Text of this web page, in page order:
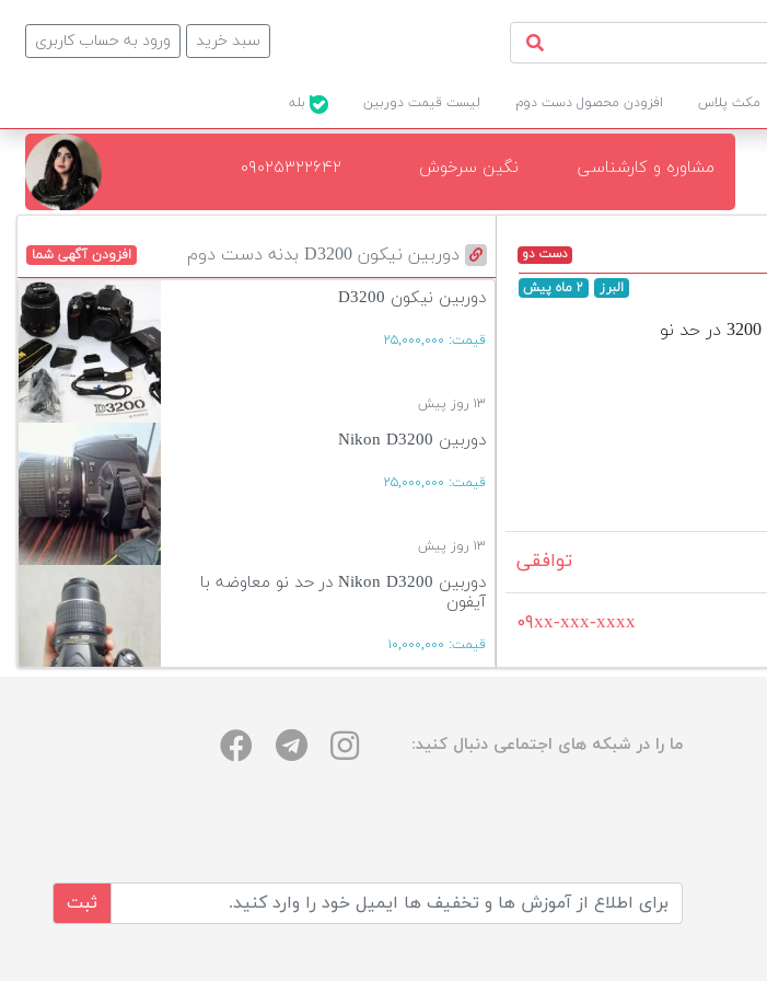
ورود به حساب کاربری سبد خرید
مکث پلاس افزودن محصول دست دوم لیست قیمت دوربین
مشاوره و کارشناسی نگین سرخوش ۰۹۰۲۵۳۲۲۶۴۲
دوربین نیکون D3200 بدنه دست دوم افزودن آگهی شما
دوربین نیکون D3200
قیمت: ۲۵,۰۰۰,۰۰۰
۱۳ روز پیش
دوربین Nikon D3200
قیمت: ۲۵,۰۰۰,۰۰۰
۱۳ روز پیش
دوربین Nikon D3200 در حد نو معاوضه با
آیفون
قیمت: ۱۰,۰۰۰,۰۰۰
آگهی بیشتر
دست دو
البرز
۲ ماه پیش
توافقی
۰۹xx-xxx-xxxx
ما را در شبکه های اجتماعی دنبال کنید:
ثبت